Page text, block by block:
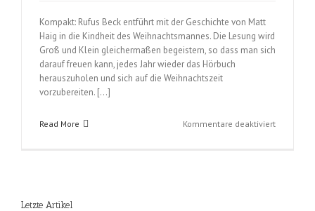
Kompakt: Rufus Beck entführt mit der Geschichte von Matt
Haig in die Kindheit des Weihnachtsmannes. Die Lesung wird
Groß und Klein gleichermaßen begeistern, so dass man sich
darauf freuen kann, jedes Jahr wieder das Hörbuch
herauszuholen und sich auf die Weihnachtszeit
vorzubereiten. […]
Read More Kommentare deaktiviertfür
Letzte Artikel